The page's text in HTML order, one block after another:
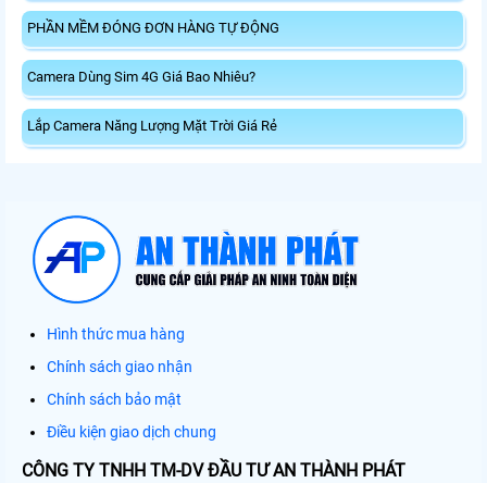
PHẦN MỀM ĐÓNG ĐƠN HÀNG TỰ ĐỘNG
Camera Dùng Sim 4G Giá Bao Nhiêu?
Lắp Camera Năng Lượng Mặt Trời Giá Rẻ
Hình thức mua hàng
Chính sách giao nhận
Chính sách bảo mật
Điều kiện giao dịch chung
CÔNG TY TNHH TM-DV ĐẦU TƯ AN THÀNH PHÁT